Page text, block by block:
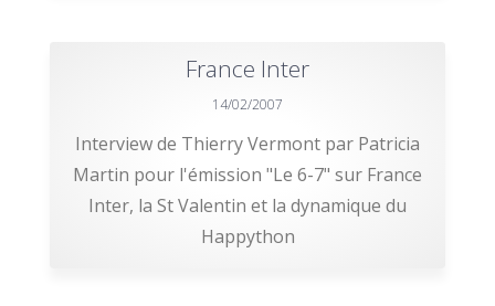
France Inter
14/02/2007
Interview de Thierry Vermont par Patricia
Martin pour l'émission "Le 6-7" sur France
Inter, la St Valentin et la dynamique du
Happython